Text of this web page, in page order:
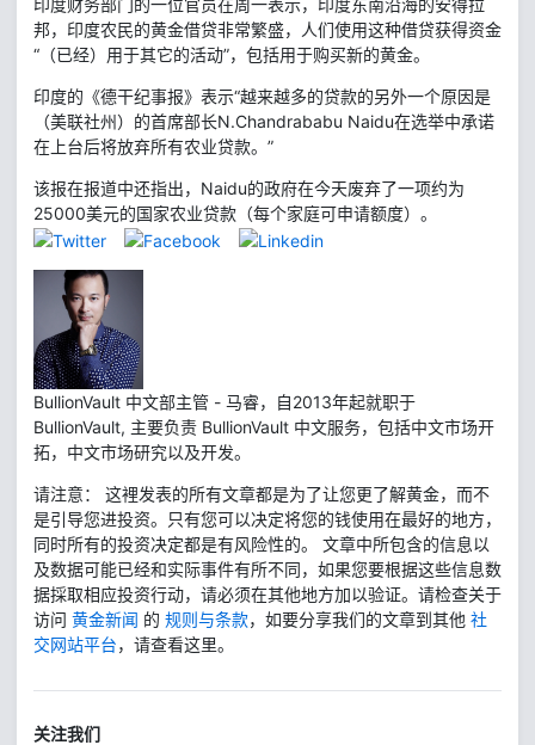
印度财务部门的一位官员在周一表示，印度东南沿海的安得拉
邦，印度农民的黄金借贷非常繁盛，人们使用这种借贷获得资金
“（已经）用于其它的活动”，包括用于购买新的黄金。
印度的《德干纪事报》表示“越来越多的贷款的另外一个原因是
（美联社州）的首席部长N.Chandrababu Naidu在选举中承诺
在上台后将放弃所有农业贷款。”
该报在报道中还指出，Naidu的政府在今天废弃了一项约为
25000美元的国家农业贷款（每个家庭可申请额度）。
BullionVault 中文部主管 - 马睿，自2013年起就职于
BullionVault, 主要负责 BullionVault 中文服务，包括中文市场开
拓，中文市场研究以及开发。
请注意： 这裡发表的所有文章都是为了让您更了解黄金，而不
是引导您进投资。只有您可以决定将您的钱使用在最好的地方，
同时所有的投资决定都是有风险性的。 文章中所包含的信息以
及数据可能已经和实际事件有所不同，如果您要根据这些信息数
据採取相应投资行动，请必须在其他地方加以验证。请检查关于
访问 黄金新闻 的 规则与条款，如要分享我们的文章到其他 社
交网站平台，请查看这里。
关注我们